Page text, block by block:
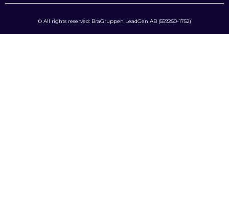
© All rights reserved: BraGruppen LeadGen AB (559250-1752)